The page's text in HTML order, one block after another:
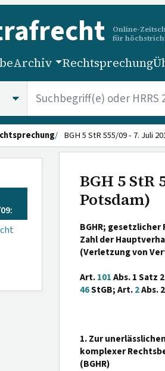
Online-
für
Archiv Rechtsprechung
BGH 5 StR 555/09 - 7. Juli
BGH 5 StR
Potsdam)
BGHR;
Zahl der
(Verletzung von
Art.101Abs. 1 Satz
46StGB; Art.2Abs.
1. Zur
komplexer
(BGHR)